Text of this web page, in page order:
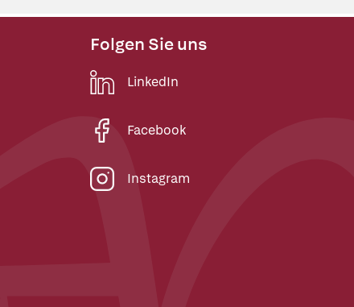
Folgen Sie uns
LinkedIn
Facebook
Instagram